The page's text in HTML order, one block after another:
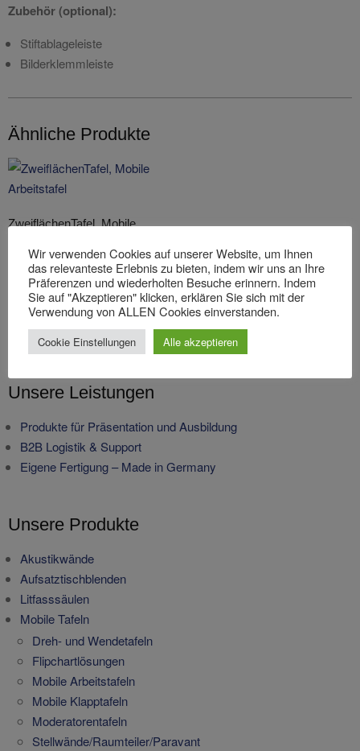
Zubehör (optional):
Stiftablageleiste
Bilderklemmleiste
Ähnliche Produkte
ZweiflächenTafel, Mobile
WEITERLESEN
Unsere Leistungen
Produkte für Präsentation und Ausbildung
B2B Logistik & Support
Eigene Fertigung – Made in Germany
Unsere Produkte
Akustikwände
Aufsatztischblenden
Litfasssäulen
Mobile Tafeln
Dreh- und Wendetafeln
Flipchartlösungen
Mobile Arbeitstafeln
Mobile Klapptafeln
Moderatorentafeln
Stellwände/Raumteiler/Paravant
Wir verwenden Cookies auf unserer Website, um Ihnen
das relevanteste Erlebnis zu bieten, indem wir uns an Ihre
Präferenzen und wiederholten Besuche erinnern. Indem
Sie auf "Akzeptieren" klicken, erklären Sie sich mit der
Verwendung von ALLEN Cookies einverstanden.
Cookie Einstellungen Alle akzeptieren